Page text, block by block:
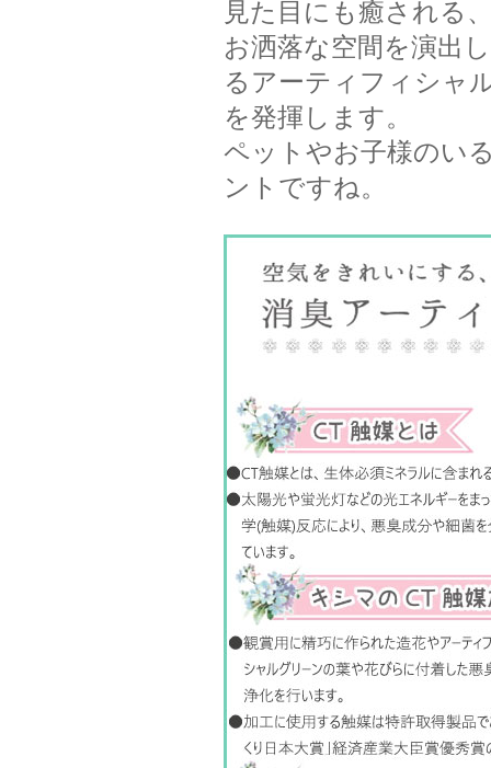
見た目にも癒される
お洒落な空間を演出
るアーティフィシャ
を発揮します。
ペットやお子様のい
ントですね。